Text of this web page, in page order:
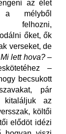
az élet
a mélyből
felhozni,
őket, ők
verseket, de
Mi lett hova?–
–
becsukott
pár
kitaláljuk az
költői
elődöt idézi